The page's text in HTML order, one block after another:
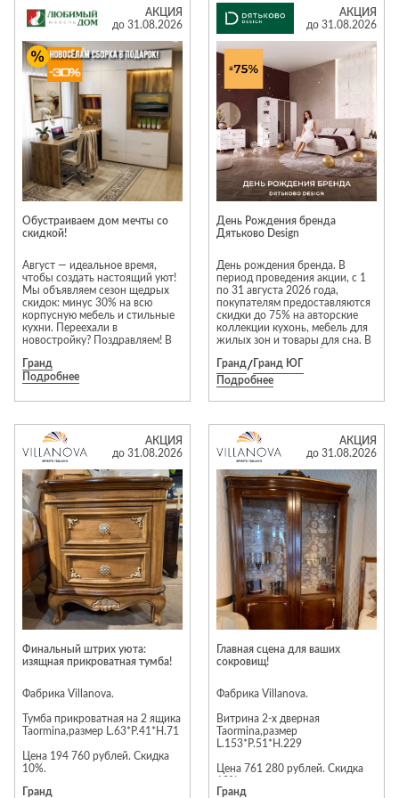
сна
Кровати
Матрасы
Товары для сна
Кухонные
гарнитуры
Лепнина
Напольные
Обои
Плитка
Спецобувь
Спецодежда
Средства
индивидуальной
элитной итальянской мебелью,
предлагая клиентам
актуальные интерьерные
решения. Предложение
действительно с 1 по 31
августа 2026 года.
*Подробности и ассортимент
уточняйте в салоне «Галерея».
Салон «Галерея» в МТК «Гранд».
Вход №3, этаж 3
АКЦИЯ
до 31.08.2026
Обустраиваем дом мечты со
скидкой!
Август — идеальное время,
чтобы создать настоящий уют!
Мы объявляем сезон щедрых
скидок: минус 30% на всю
корпусную мебель и стильные
кухни. Переехали в
новостройку? Поздравляем! В
всю рутину на себя и подарим
вам бесплатную сборку
только до конца августа.
мечты по лучшей цене!
Гранд
Подробнее
АКЦИЯ
до 31.08.2026
День Рождения бренда
Дятьково Design
День рождения бренда. В
период проведения акции, с 1
по 31 августа 2026 года,
покупателям предоставляются
скидки до 75% на авторские
коллекции кухонь, мебель для
жилых зон и товары для сна. В
коллекции для жилых зон Este,
Savona, Elegante, Alivio, Altera,
Turin, Boston, Bruno, Vela, Tiara,
Arta, Monako, Napoli, Teramo;
Cartizze, Barolo, Bruno, Greco,
Uniline, Bridge, Terra, Canti,
Kantri и Antella; мягкие
интерьерные кровати; мягкая
мебель Antau, Arden, Bioko,
Brela, Gleno, Kayan, Lanz, Nile,
Omish, Solin, Talla, Tokka, Trim,
Tyrol, Baffin и Bioko; матрасы,
подушки, одеяла и защитные
чехлы. Подробности у
продавцов‑консультантов и на
сайте dyatkovo.ru.
Гранд/ Гранд ЮГ
Подробнее
АКЦИЯ
до 31.08.2026
Финальный штрих уюта:
изящная прикроватная тумба!
Фабрика Villanova.
Тумба прикроватная на 2 ящика
Taormina,размер L.63*P.41*H.71
Цена 194 760 рублей. Скидка
10%.
Гранд
АКЦИЯ
до 31.08.2026
Главная сцена для ваших
сокровищ!
Фабрика Villanova.
Витрина 2-х дверная
Taormina,размер
L.153*P.51*H.229
Цена 761 280 рублей. Скидка
Гранд